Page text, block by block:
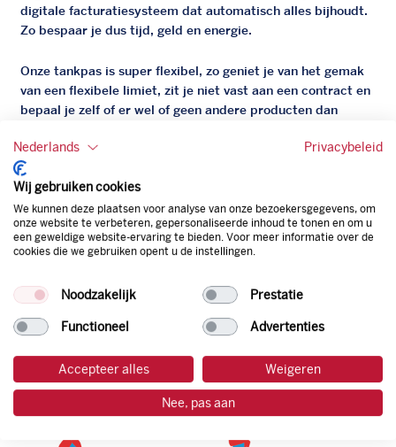
digitale facturatiesysteem dat automatisch alles bijhoudt.
Zo bespaar je dus tijd, geld en energie.
Onze tankpas is super flexibel, zo geniet je van het gemak
van een flexibele limiet, zit je niet vast aan een contract en
bepaal je zelf of er wel of geen andere producten dan
Bovendien profiteer je altijd van een gegarandeerde
korting. Mocht de pompprijs toch lager zijn dan betaal je
natuurlijk de prijs aan de pomp. Zo ben je altijd verzekerd
van de laagste prijs.
Nederlands Privacybeleid
Wij gebruiken cookies
We kunnen deze plaatsen voor analyse van onze bezoekersgegevens, om
onze website te verbeteren, gepersonaliseerde inhoud te tonen en om u
een geweldige website-ervaring te bieden. Voor meer informatie over de
cookies die we gebruiken opent u de instellingen.
Noodzakelijk Prestatie
Functioneel Advertenties
Accepteer alles Weigeren
Nee, pas aan